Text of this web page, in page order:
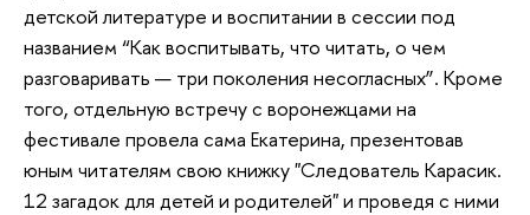
детской литературе и воспитании в сессии под
названием “Как воспитывать, что читать, о чем
разговаривать — три поколения несогласных”. Кроме
того, отдельную встречу с воронежцами на
фестивале провела сама Екатерина, презентовав
юным читателям свою книжку "Следователь Карасик.
12 загадок для детей и родителей" и проведя с ними